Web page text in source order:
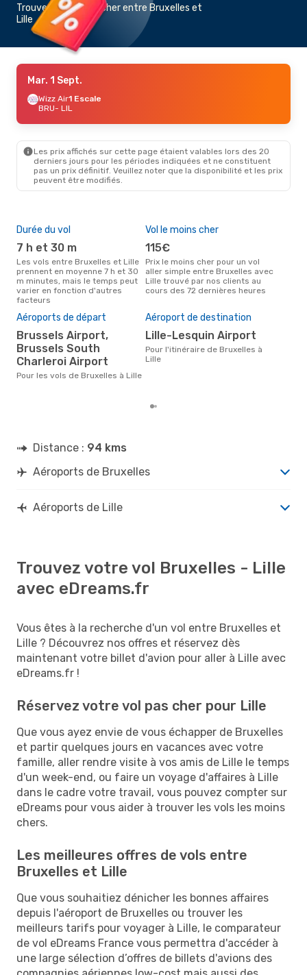
Trouvez un vol pas cher entre Bruxelles et
Lille
Mar. 1 Sept.
Wizz Air1 Escale
BRU- LIL
Les prix affichés sur cette page étaient valables lors des 20
derniers jours pour les périodes indiquées et ne constituent
pas un prix définitif. Veuillez noter que la disponibilité et les prix
peuvent être modifiés.
Durée du vol
7 h et 30 m
Les vols entre Bruxelles et Lille
prennent en moyenne 7 h et 30
m minutes, mais le temps peut
varier en fonction d'autres
facteurs
Vol le moins cher
115€
Prix le moins cher pour un vol
aller simple entre Bruxelles avec
Lille trouvé par nos clients au
cours des 72 dernières heures
Aéroports de départ
Brussels Airport,
Brussels South
Charleroi Airport
Pour les vols de Bruxelles à Lille
Aéroport de destination
Lille-Lesquin Airport
Pour l'itinéraire de Bruxelles à
Lille
Distance : 94 kms
Aéroports de Bruxelles
Aéroports de Lille
Trouvez votre vol Bruxelles - Lille
avec eDreams.fr
Vous êtes à la recherche d'un vol entre Bruxelles et
Lille ? Découvrez nos offres et réservez dès
maintenant votre billet d'avion pour aller à Lille avec
eDreams.fr !
Réservez votre vol pas cher pour Lille
Que vous ayez envie de vous échapper de Bruxelles
et partir quelques jours en vacances avec votre
famille, aller rendre visite à vos amis de Lille le temps
d'un week-end, ou faire un voyage d'affaires à Lille
dans le cadre votre travail, vous pouvez compter sur
eDreams pour vous aider à trouver les vols les moins
chers.
Les meilleures offres de vols entre
Bruxelles et Lille
Que vous souhaitiez dénicher les bonnes affaires
depuis l'aéroport de Bruxelles ou trouver les
meilleurs tarifs pour voyager à Lille, le comparateur
de vol eDreams France vous permettra d'accéder à
une large sélection d’offres de billets d'avions des